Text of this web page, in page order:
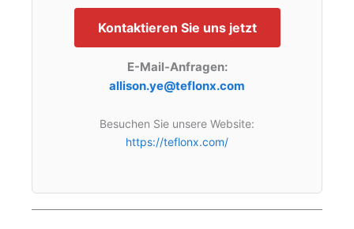
Kontaktieren Sie uns jetzt
E-Mail-Anfragen:
allison.ye@teflonx.com
Besuchen Sie unsere Website:
https://teflonx.com/